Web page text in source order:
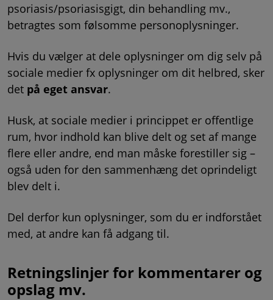
psoriasis/psoriasisgigt, din behandling mv.,
betragtes som følsomme personoplysninger.
Hvis du vælger at dele oplysninger om dig selv på
sociale medier fx oplysninger om dit helbred, sker
det på eget ansvar.
Husk, at sociale medier i princippet er offentlige
rum, hvor indhold kan blive delt og set af mange
flere eller andre, end man måske forestiller sig –
også uden for den sammenhæng det oprindeligt
blev delt i.
Del derfor kun oplysninger, som du er indforstået
med, at andre kan få adgang til.
Retningslinjer for kommentarer og
opslag mv.